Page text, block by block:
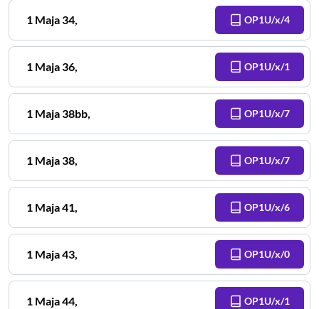
1 Maja34, OP1U/x/4
1 Maja36, OP1U/x/1
1 Maja38bb, OP1U/x/7
1 Maja38, OP1U/x/7
1 Maja41, OP1U/x/6
1 Maja43, OP1U/x/0
1 Maja44, OP1U/x/1